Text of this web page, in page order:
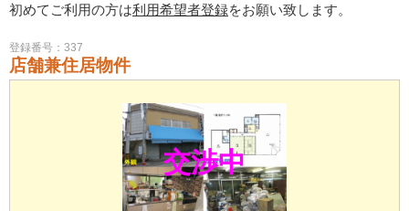
初めてご利用の方は利用希望者登録をお願い致します。
登録番号：337
店舗兼住居物件
交渉中